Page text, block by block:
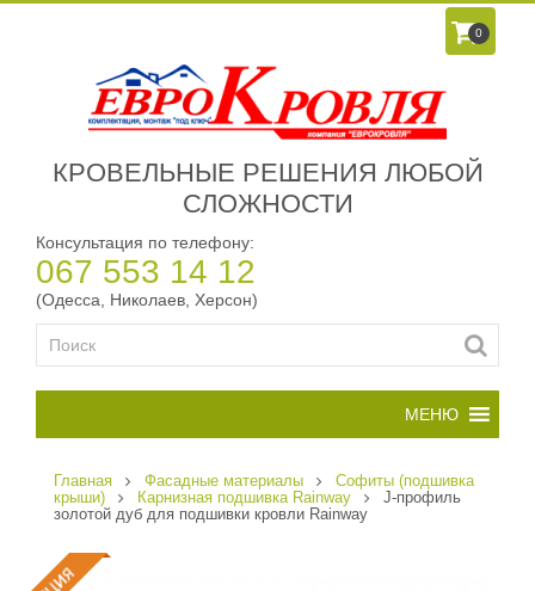
0
КРОВЕЛЬНЫЕ РЕШЕНИЯ ЛЮБОЙ
СЛОЖНОСТИ
Консультация по телефону:
067 553 14 12
(Одесса, Николаев, Херсон)
Главная Фасадные материалы
Софиты (подшивка
крыши)
Карнизная подшивка Rainway
J-профиль
золотой дуб для подшивки кровли Rainway